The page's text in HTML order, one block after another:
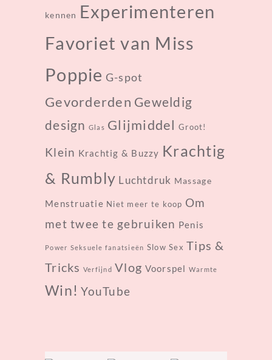
kennen Experimenteren
Favoriet van Miss
Poppie G-spot
Gevorderden Geweldig
design Glas Glijmiddel Groot!
Klein Krachtig & Buzzy Krachtig
& Rumbly Luchtdruk Massage
Menstruatie Niet meer te koop Om
met twee te gebruiken Penis
Power Seksuele fanatsieën Slow Sex Tips &
Tricks Verfijnd Vlog Voorspel Warmte
Win! YouTube